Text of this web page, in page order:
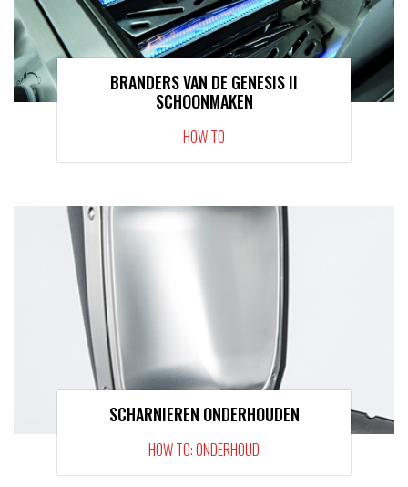
BRANDERS VAN DE GENESIS II
SCHOONMAKEN
HOW TO
SCHARNIEREN ONDERHOUDEN
HOW TO: ONDERHOUD